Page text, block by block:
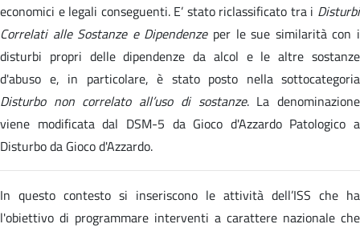
economici e legali conseguenti. E’ stato riclassificato tra i Disturbi
Correlati alle Sostanze e Dipendenzeper le sue similarità con i
disturbi propri delle dipendenze da alcol e le altre sostanze
d'abuso e, in particolare, è stato posto nella sottocategoria
Disturbo non correlato all’uso di sostanze. La denominazione
viene modificata dal DSM-5 da Gioco d'Azzardo Patologico a
Disturbo da Gioco d'Azzardo.
In questo contesto si inseriscono le attività dell’ISS che ha
l'obiettivo di programmare interventi a carattere nazionale che